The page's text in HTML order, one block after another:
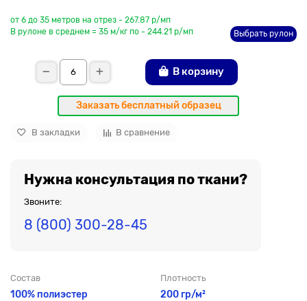
от 6 до 35 метров на отрез - 267.87 р/мп
В рулоне в среднем = 35 м/кг по - 244.21 р/мп
Выбрать рулон
В корзину
Заказать бесплатный образец
В закладки В сравнение
Нужна консультация по ткани?
Звоните:
8 (800) 300-28-45
Состав
100% полиэстер
Плотность
200 гр/м²